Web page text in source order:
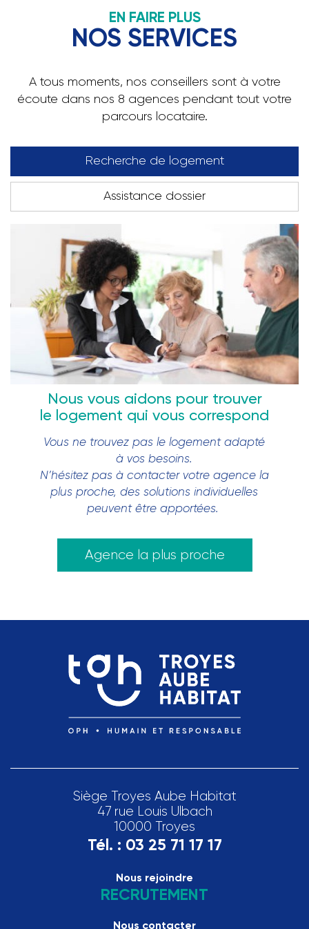
EN FAIRE PLUS
NOS SERVICES
A tous moments, nos conseillers sont à votre
écoute dans nos 8 agences pendant tout votre
parcours locataire.
Recherche de logement
Assistance dossier
Nous vous aidons pour trouver
le logement qui vous correspond
Vous ne trouvez pas le logement adapté
à vos besoins.
N’hésitez pas à contacter votre agence la
plus proche, des solutions individuelles
peuvent être apportées.
Agence la plus proche
Siège Troyes Aube Habitat
47 rue Louis Ulbach
10000 Troyes
Tél. : 03 25 71 17 17
Nous rejoindre
RECRUTEMENT
Nous contacter